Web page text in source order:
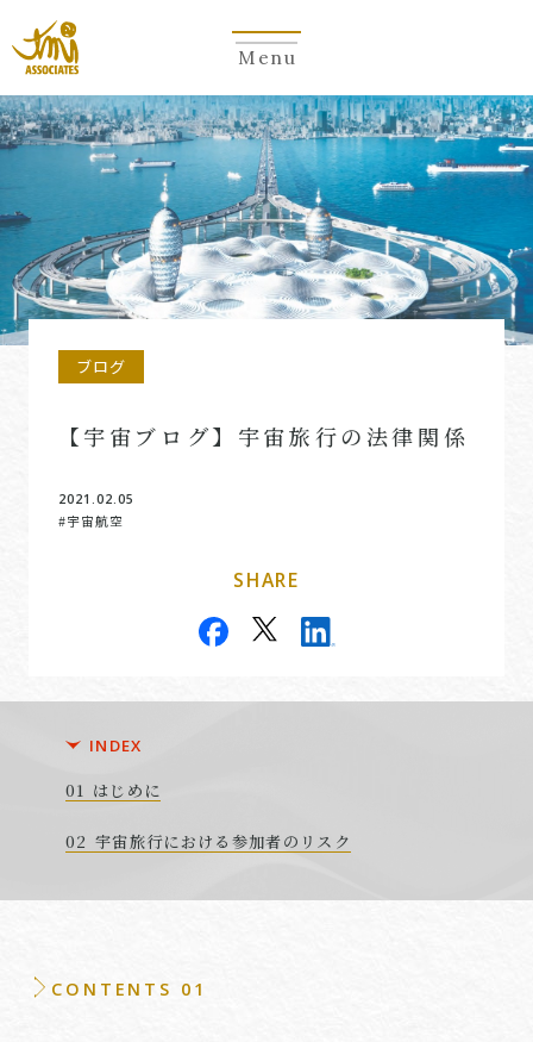
Menu
ブログ
【宇宙ブログ】宇宙旅行の法律関係
2021.02.05
#宇宙航空
SHARE
INDEX
はじめに
宇宙旅行における参加者のリスク
CONTENTS 01